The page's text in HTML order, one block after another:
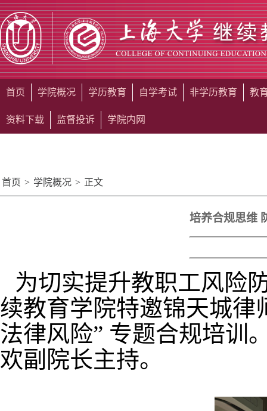
首页 学院概况 学历教育 自学考试 非学历教育 教
资料下载 监督投诉 学院内网
首页 > 学院概况 > 正文
培养合规思维
为切实提升教职工风险
续教育学院特邀锦天城律
法律风险” 专题合规培训
欢副院长主持。